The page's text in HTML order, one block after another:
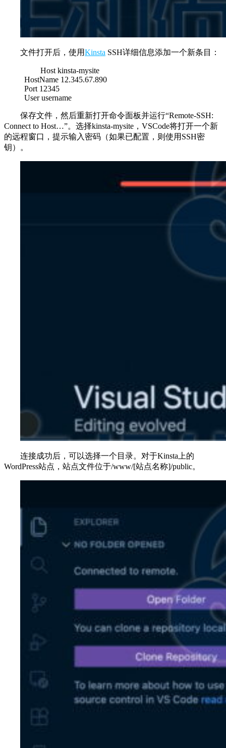
文件打开后，使用Kinsta SSH详细信息添加一个新条目：
Host kinsta-mysite
HostName 12.345.67.890
Port 12345
User username
保存文件，然后重新打开命令面板并运行“Remote-SSH:
Connect to Host…”。选择kinsta-mysite，VSCode将打开一个新
的远程窗口，提示输入密码（如果已配置，则使用SSH密
钥）。
连接成功后，可以选择一个目录。对于Kinsta上的
WordPress站点，站点文件位于/www/[站点名称]/public。